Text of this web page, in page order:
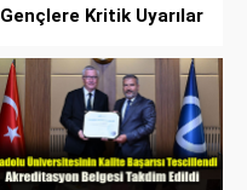
Gençlere Kritik Uyarılar